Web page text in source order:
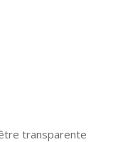
transparente